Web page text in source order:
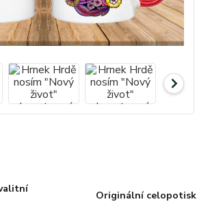
Originální celopotisk